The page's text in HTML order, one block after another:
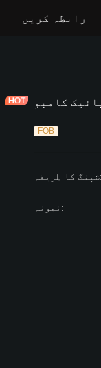
رابطہ کریں
کامبو
FOB
شپنگ کا طریقہ:
نمونہ :